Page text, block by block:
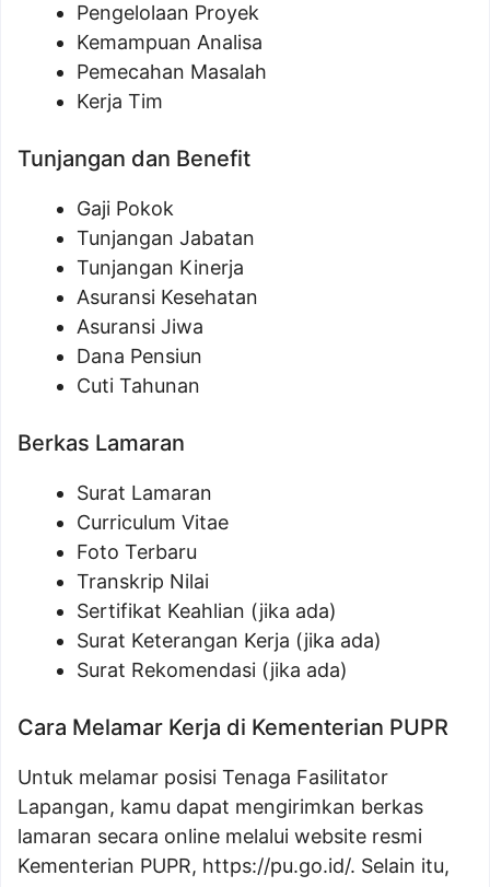
Pengelolaan Proyek
Kemampuan Analisa
Pemecahan Masalah
Kerja Tim
Tunjangan dan Benefit
Gaji Pokok
Tunjangan Jabatan
Tunjangan Kinerja
Asuransi Kesehatan
Asuransi Jiwa
Dana Pensiun
Cuti Tahunan
Berkas Lamaran
Surat Lamaran
Curriculum Vitae
Foto Terbaru
Transkrip Nilai
Sertifikat Keahlian (jika ada)
Surat Keterangan Kerja (jika ada)
Surat Rekomendasi (jika ada)
Cara Melamar Kerja di Kementerian PUPR
Untuk melamar posisi Tenaga Fasilitator
Lapangan, kamu dapat mengirimkan berkas
lamaran secara online melalui website resmi
Kementerian PUPR, https://pu.go.id/. Selain itu,